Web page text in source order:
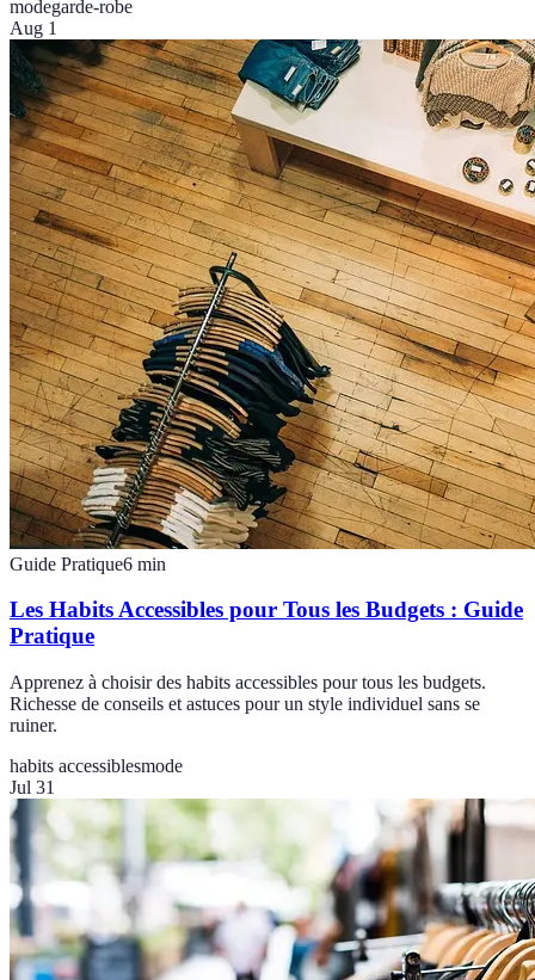
modegarde-robe
Aug 1
Guide Pratique6 min
Les Habits Accessibles pour Tous les Budgets : Guide
Pratique
Apprenez à choisir des habits accessibles pour tous les budgets.
Richesse de conseils et astuces pour un style individuel sans se
ruiner.
habits accessiblesmode
Jul 31